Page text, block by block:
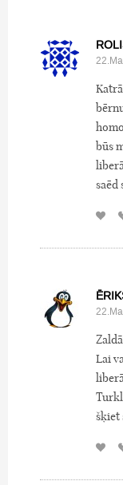
būs
saēd
Lai
šķiet